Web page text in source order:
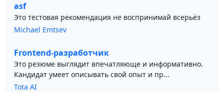
asf
Это тестовая рекомендация не воспринимай всерьёз
Michael Emtsev
Frontend-разработчик
Это резюме выглядит впечатляюще и информативно.
Кандидат умеет описывать свой опыт и пр...
Tota AI